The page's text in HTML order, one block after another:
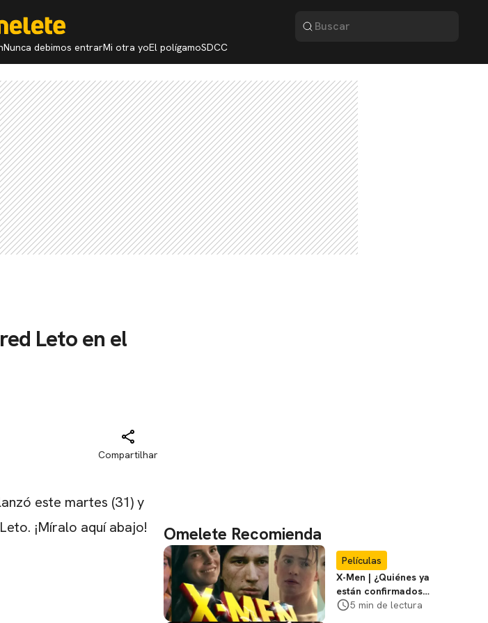
Nunca debimos entrarMi otra yoEl polígamoSDCC
Leto en el
Compartilhar
este martes (31) y
¡Míralo aquí abajo! Omelete Recomienda
Películas
X-Men | ¿Quiénes ya
están confirmados
en la película de
5 min de lectura